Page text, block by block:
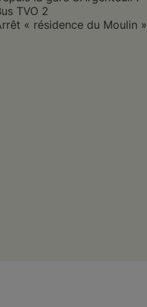
TVO 2
« résidence du Moulin »